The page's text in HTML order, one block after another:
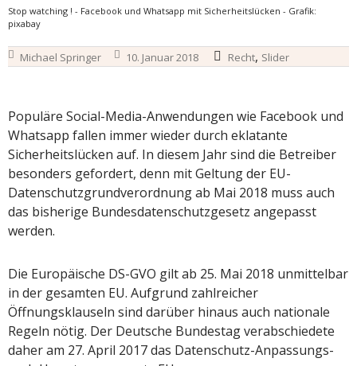
Stop watching ! - Facebook und Whatsapp mit Sicherheitslücken - Grafik:
pixabay
Michael Springer 10. Januar 2018 Recht, Slider
Populäre Social-Media-Anwendungen wie Facebook und
Whatsapp fallen immer wieder durch eklatante
Sicherheitslücken auf. In diesem Jahr sind die Betreiber
besonders gefordert, denn mit Geltung der EU-
Datenschutzgrundverordnung ab Mai 2018 muss auch
das bisherige Bundesdatenschutzgesetz angepasst
werden.
Die Europäische DS-GVO gilt ab 25. Mai 2018 unmittelbar
in der gesamten EU. Aufgrund zahlreicher
Öffnungsklauseln sind darüber hinaus auch nationale
Regeln nötig. Der Deutsche Bundestag verabschiedete
daher am 27. April 2017 das Datenschutz-Anpassungs-